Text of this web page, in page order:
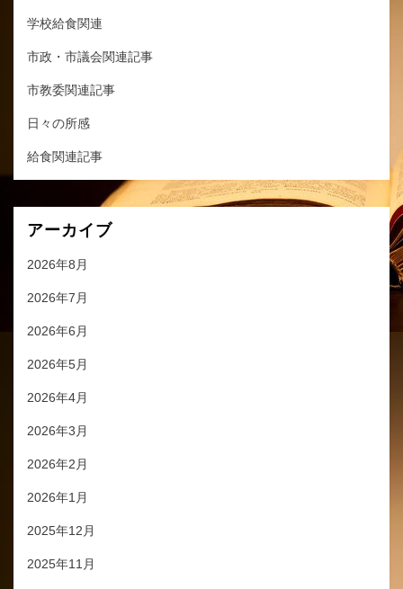
学校給食関連
市政・市議会関連記事
市教委関連記事
日々の所感
給食関連記事
アーカイブ
2026年8月
2026年7月
2026年6月
2026年5月
2026年4月
2026年3月
2026年2月
2026年1月
2025年12月
2025年11月